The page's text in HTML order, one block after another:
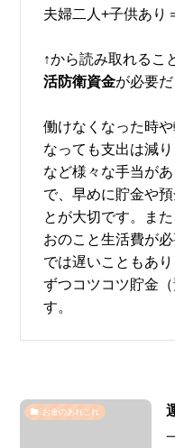
夫婦二人+子供あり
↑から読み取れるこ
活防衛資金が必要だ
働けなくなった時
なっても支出は減
など様々な手当が
で、早めに貯金や
とが大切です。ま
おのこと生活費が
では遅いこともあ
ずつコツコツ貯金
す。
お金のあれこれ